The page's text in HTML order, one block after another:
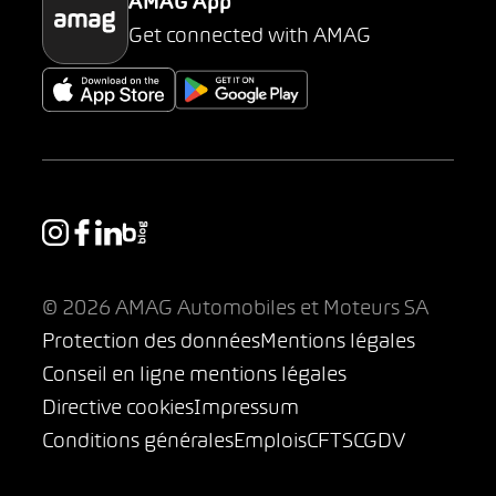
AMAG App
Get connected with AMAG
© 2026 AMAG Automobiles et Moteurs SA
Protection des donnéesMentions légales
Conseil en ligne mentions légales
Directive cookiesImpressum
Conditions généralesEmploisCFTSCGDV